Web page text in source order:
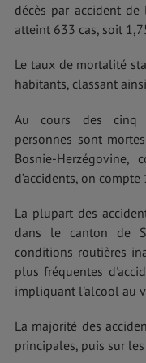
décès par accident
atteint 633 cas, soit
Le taux de mortalité
habitants, classant
Au cours des cinq
personnes sont
Bosnie-
d’accidents, on
La plupart des
dans le canton de
conditions routières
plus fréquentes
impliquant l'alcool au
La majorité des
principales, puis sur